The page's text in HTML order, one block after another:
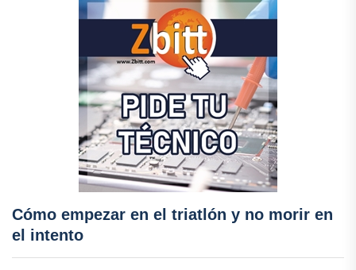
Cómo empezar en el triatlón y no morir en
el intento